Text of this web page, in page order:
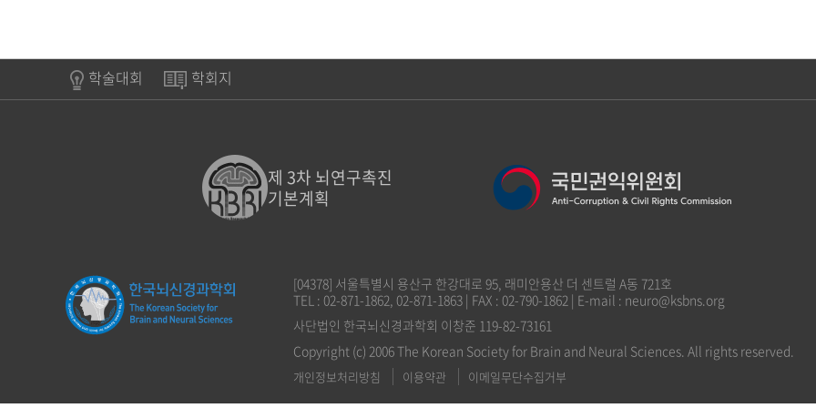
학술대회 학회지
제 3차 뇌연구촉진
기본계획
[04378] 서울특별시 용산구 한강대로 95, 래미안용산 더 센트럴 A동 721호
TEL : 02-871-1862, 02-871-1863 | FAX : 02-790-1862 | E-mail : neuro@ksbns.org
사단법인 한국뇌신경과학회 이창준 119-82-73161
Copyright (c) 2006 The Korean Society for Brain and Neural Sciences. All rights reserved.
개인정보처리방침 이용약관 이메일무단수집거부